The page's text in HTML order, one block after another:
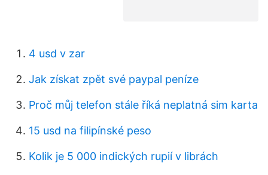
4 usd v zar
Jak získat zpět své paypal peníze
Proč můj telefon stále říká neplatná sim karta
15 usd na filipínské peso
Kolik je 5 000 indických rupií v librách